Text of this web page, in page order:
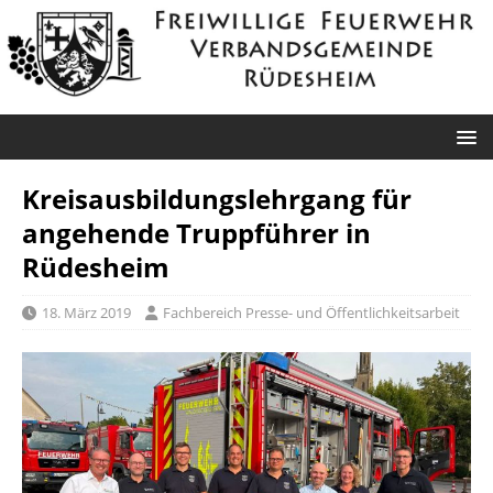
Kreisausbildungslehrgang für
angehende Truppführer in
Rüdesheim
18. März 2019 Fachbereich Presse- und Öffentlichkeitsarbeit